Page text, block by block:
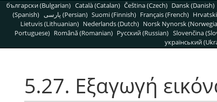
български (Bulgarian) Català (Catalan) Čeština (Czech) Dansk (Danish)
(Spanish)
پارسی (Persian) Suomi (Finnish) Français (French)
Lietuvis (Lithuanian) Nederlands (Dutch) Norsk Nynorsk
Portuguese) Română (Romanian) Pусский (Russian) Slovenčina
український
5.27. Εξαγωγή